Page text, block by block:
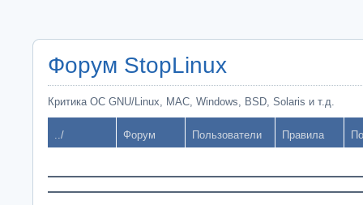
Форум StopLinux
Критика ОС GNU/Linux, MAC, Windows, BSD, Solaris и т.д.
../ Форум Пользователи Правила